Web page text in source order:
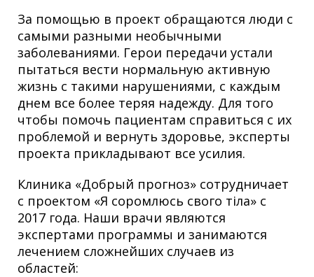
За помощью в проект обращаются люди с
самыми разными необычными
заболеваниями. Герои передачи устали
пытаться вести нормальную активную
жизнь с такими нарушениями, с каждым
днем все более теряя надежду. Для того
чтобы помочь пациентам справиться с их
проблемой и вернуть здоровье, эксперты
проекта прикладывают все усилия.
Клиника «Добрый прогноз» сотрудничает
с проектом «Я соромлюсь свого тіла» с
2017 года. Наши врачи являются
экспертами программы и занимаются
лечением сложнейших случаев из
областей: